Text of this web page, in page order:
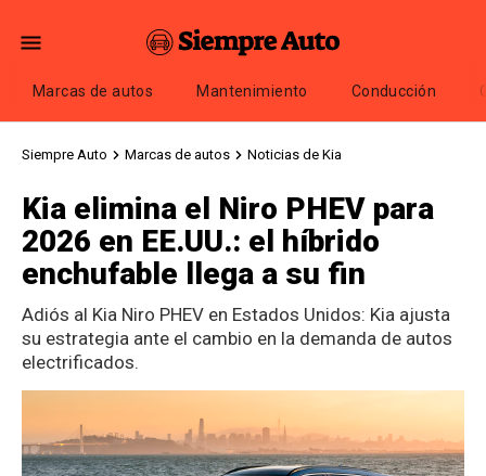
Marcas de autos Mantenimiento Conducción
Siempre Auto Marcas de autos Noticias de Kia
Kia elimina el Niro PHEV para
2026 en EE.UU.: el híbrido
enchufable llega a su fin
Adiós al Kia Niro PHEV en Estados Unidos: Kia ajusta
su estrategia ante el cambio en la demanda de autos
electrificados.